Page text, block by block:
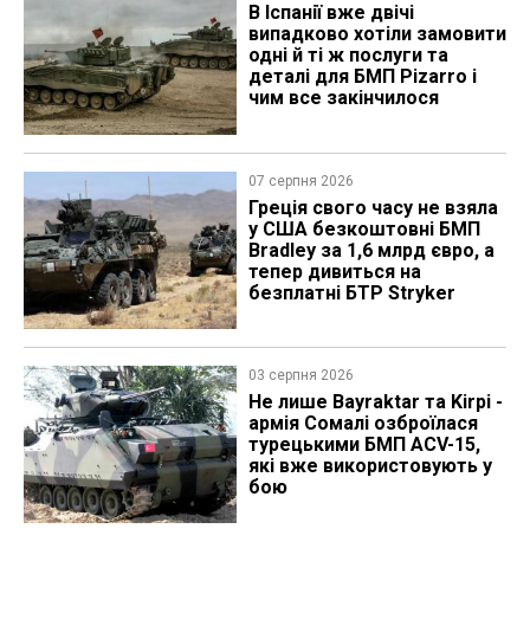
В Іспанії вже двічі
випадково хотіли замовити
одні й ті ж послуги та
деталі для БМП Pizarro і
чим все закінчилося
07 серпня 2026
Греція свого часу не взяла
у США безкоштовні БМП
Bradley за 1,6 млрд євро, а
тепер дивиться на
безплатні БТР Stryker
03 серпня 2026
Не лише Bayraktar та Kirpi -
армія Сомалі озброїлася
турецькими БМП ACV-15,
які вже використовують у
бою